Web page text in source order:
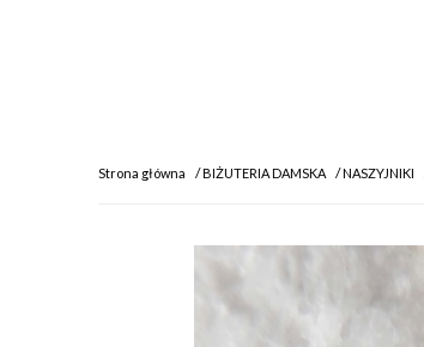
Strona główna BIŻUTERIA DAMSKA NASZYJNIKI